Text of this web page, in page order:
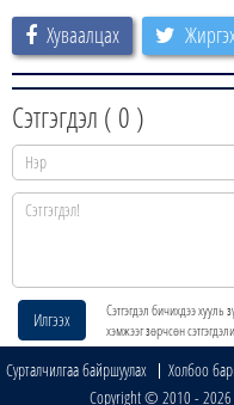
Хуваалцах
Сэтгэгдэл ( 0 )
Илгээх
Сэтгэгдэл бичихдээ хууль
хэмжээг зөрчсөн
Сурталчилгаа байршуулах Холбоо
Copyright © 2010 -